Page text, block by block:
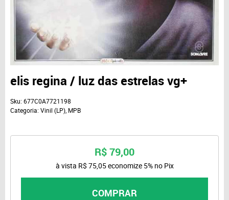
elis regina / luz das estrelas vg+
Sku: 677C0A7721198
Categoria: Vinil (LP), MPB
R$ 79,00
à vista R$ 75,05economize 5% no Pix
COMPRAR